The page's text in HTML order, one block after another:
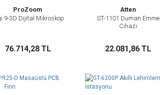
ProZoom
9-3D Dijital Mikroskop
76.714,28 TL
İncele
Sepete Ekle
Atten
ST-1101 Duman Emme
Cihazı
22.081,86 TL
İncele
Sepete Ekle